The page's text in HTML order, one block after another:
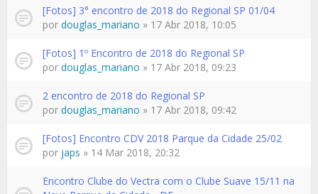
[Fotos] 3° encontro de 2018 do Regional SP 01/04
por douglas_mariano » 17 Abr 2018, 10:05
[Fotos] 1º Encontro de 2018 do Regional SP
por douglas_mariano » 17 Abr 2018, 09:23
2 encontro de 2018 do Regional SP
por douglas_mariano » 17 Abr 2018, 09:42
[Fotos] Encontro CDV 2018 Parque da Cidade 25/02
por japs » 14 Mar 2018, 20:32
Encontro Clube do Vectra com o Clube Suave 15/11 na